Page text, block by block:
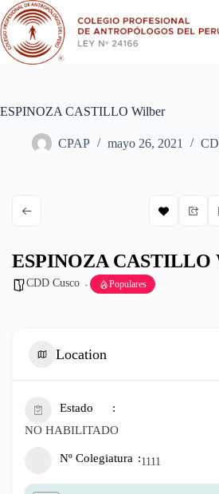
Saltar
al
contenido
ESPINOZA CASTILLO Wilber
CPAP mayo 26, 2021
ESPINOZA CASTILLO
CDD Cusco Populares
Location
Estado
NO HABILITADO
Nº Colegiatura 1111